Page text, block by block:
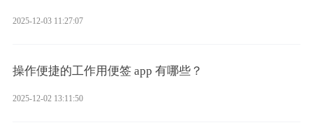
2025-12-03 11:27:07
操作便捷的工作用便签 app 有哪些？
2025-12-02 13:11:50